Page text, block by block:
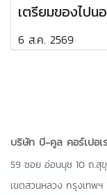
เตรียมของไปน
6 ส.ค. 2569
บริษัท บี-คูล คอร์เปอ
59 ซอย อ่อนนุช 10 ถ.สุ
เขตสวนหลวง กรุงเทพฯ